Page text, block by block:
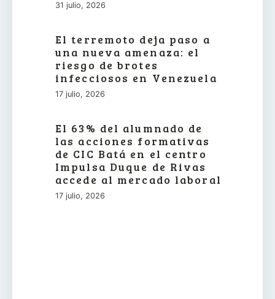
31 julio, 2026
El terremoto deja paso a
una nueva amenaza: el
riesgo de brotes
infecciosos en Venezuela
17 julio, 2026
El 63% del alumnado de
las acciones formativas
de CIC Batá en el centro
Impulsa Duque de Rivas
accede al mercado laboral
17 julio, 2026